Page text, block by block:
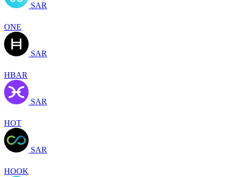
SAR
ONE
SAR
HBAR
SAR
HOT
SAR
HOOK